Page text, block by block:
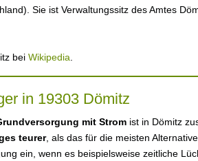
Sie ist Verwaltungssitz des Amtes
bei Wikipedia
in 19303 Dömitz
mit Strom ist in Dömitz
teurer, als das für die meisten
ein, wenn es beispielsweise zeitliche